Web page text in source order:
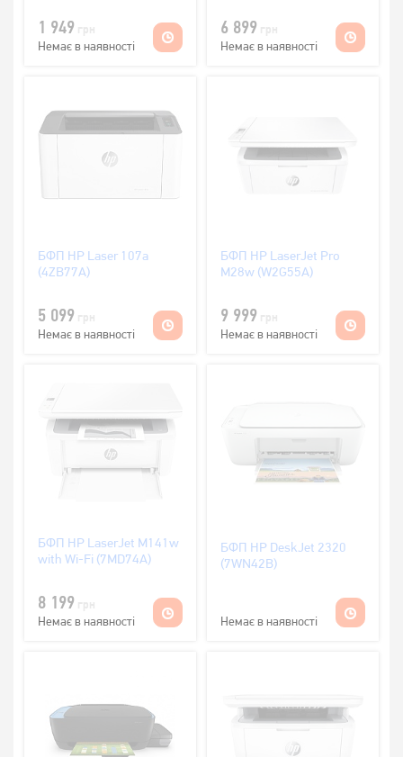
1 949
Немає в наявності
6 899
Немає в наявності
БФП HP Laser 107a
(4ZB77A)
5 099
Немає в наявності
БФП HP LaserJet Pro
M28w (W2G55A)
9 999
Немає в наявності
БФП HP LaserJet M141w
with Wi-Fi (7MD74A)
8 199
Немає в наявності
БФП HP DeskJet 2320
(7WN42B)
Немає в наявності